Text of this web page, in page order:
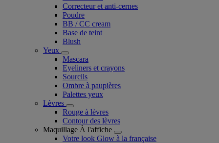
Correcteur et anti-cernes
Poudre
BB / CC cream
Base de teint
Blush
Yeux
Mascara
Eyeliners et crayons
Sourcils
Ombre à paupières
Palettes yeux
Lèvres
Rouge à lèvres
Contour des lèvres
Maquillage À l'affiche
Votre look Glow à la française